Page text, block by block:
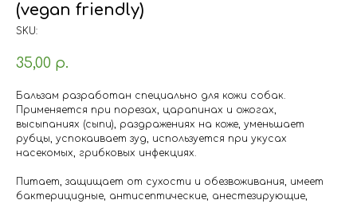
(vegan friendly)
SKU:
35,00 р.
Бальзам разработан специально для кожи собак.
Применяется при порезах, царапинах и ожогах,
высыпаниях (сыпи), раздражениях на коже, уменьшает
рубцы, успокаивает зуд, используется при укусах
насекомых, грибковых инфекциях.
Питает, защищает от сухости и обезвоживания, имеет
бактерицидные, антисептические, анестезирующие,